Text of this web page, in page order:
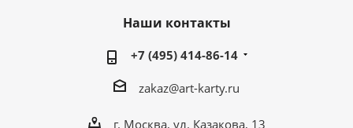
Наши контакты
+7 (495) 414-86-14
zakaz@art-karty.ru
г. Москва, ул. Казакова, 13